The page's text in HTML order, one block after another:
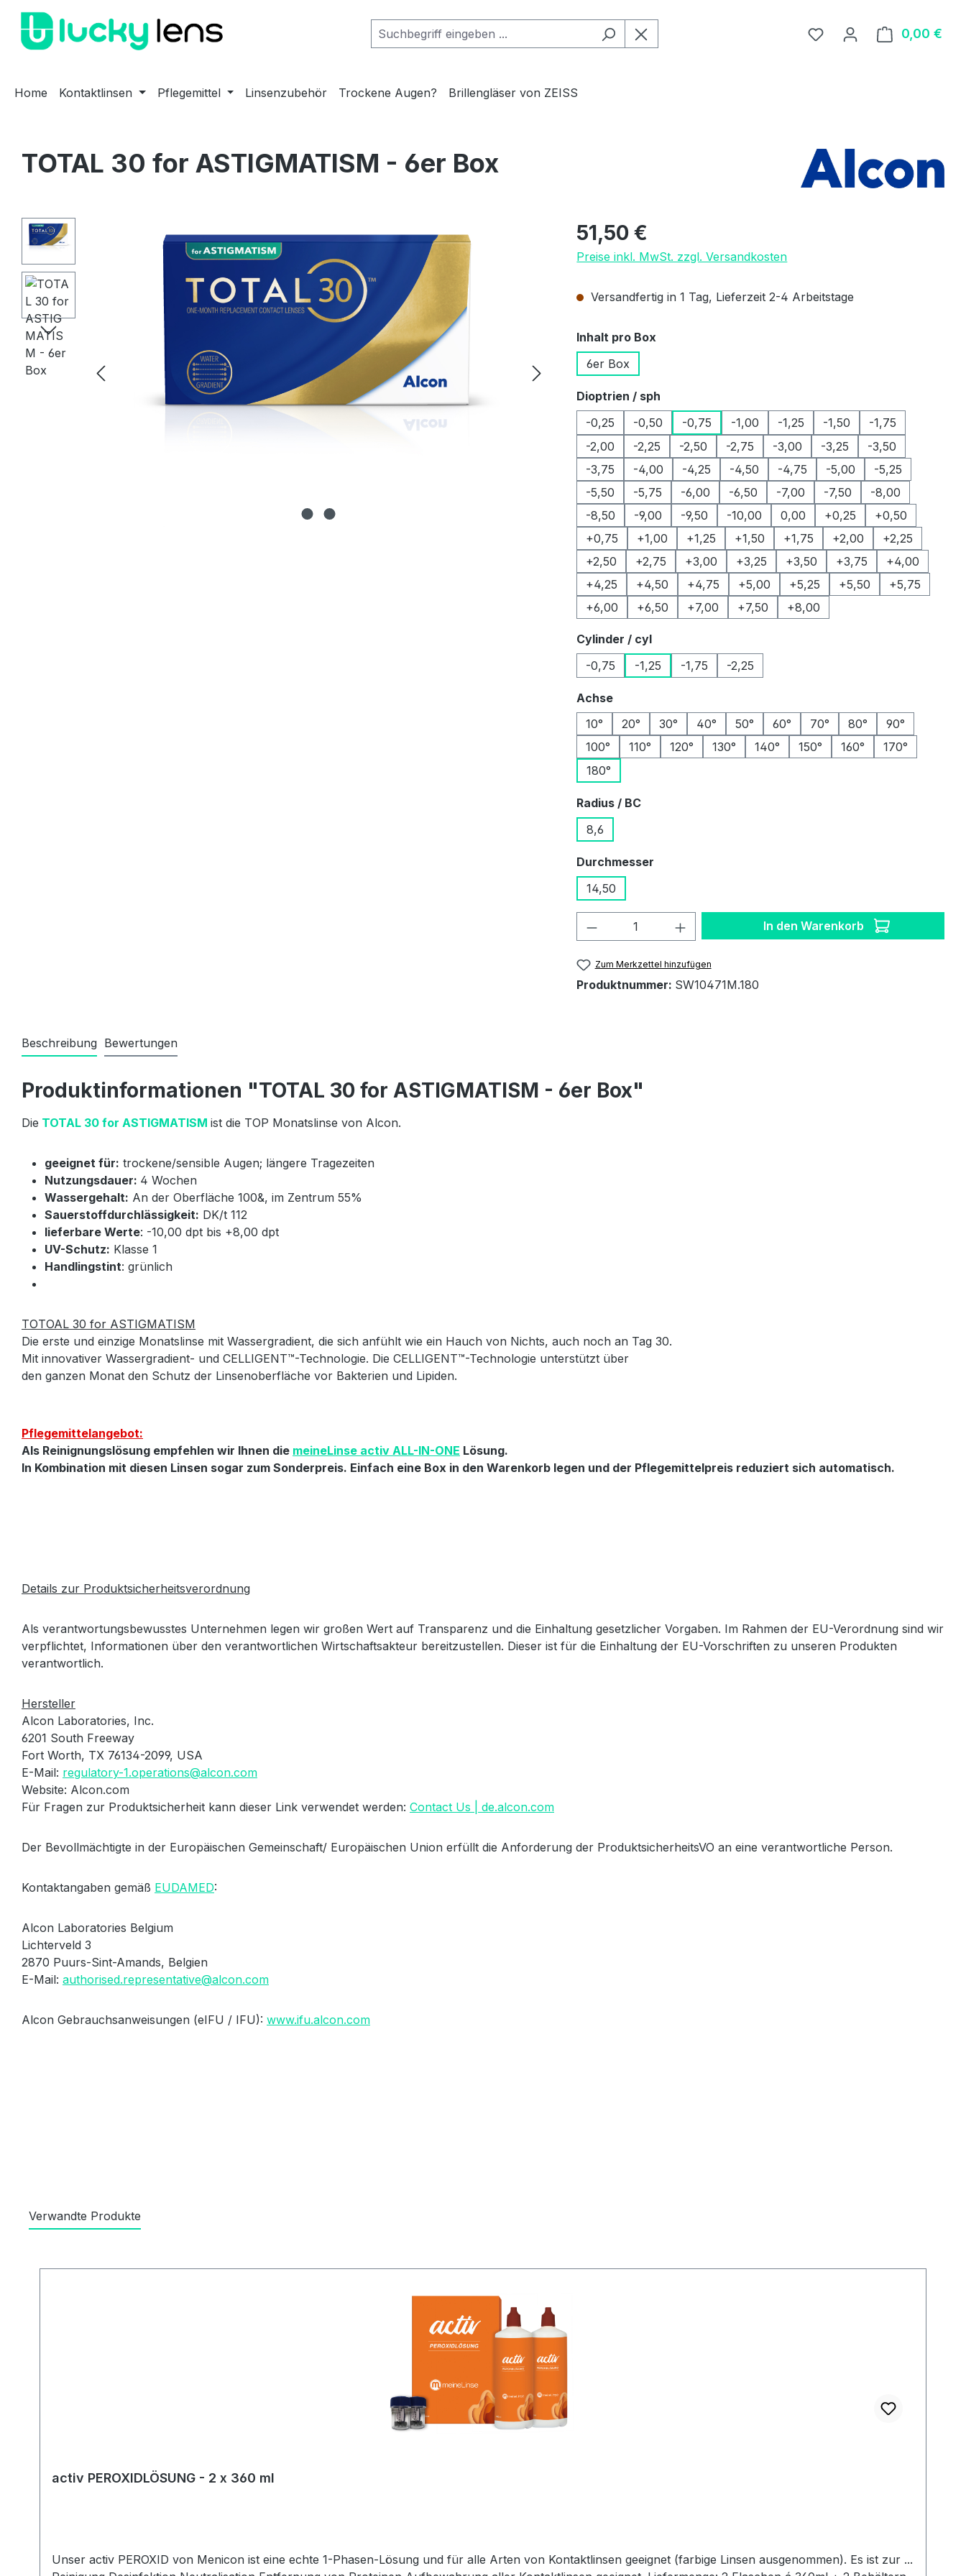
Hauptinhalt springen
Zur Suche springen
Zur Hauptnavigation springen
0,00 €
Home Kontaktlinsen Pflegemittel Linsenzubehör Trockene Augen? Brillengläser von ZEISS
TOTAL 30 for ASTIGMATISM - 6er Box
Bildergalerie überspringen Regulärer Preis:
51,50 €
Preise inkl. MwSt. zzgl. Versandkosten
Versandfertig in 1 Tag, Lieferzeit 2-4 Arbeitstage
Inhalt pro Box
6er Box
Dioptrien / sph
-0,25
-0,50 -0,75 -1,00 -1,25 -1,50
-1,75
-2,00
-2,25 -2,50 -2,75 -3,00 -3,25
-3,50
-3,75
-4,00 -4,25 -4,50 -4,75 -5,00
-5,25
-5,50
-5,75 -6,00 -6,50 -7,00 -7,50
-8,00
-8,50
-9,00 -9,50 -10,00 0,00 +0,25
+0,50
+0,75
+1,00 +1,25 +1,50 +1,75 +2,00
+2,25
+2,50
+2,75 +3,00 +3,25 +3,50 +3,75
+4,00
+4,25
+4,50 +4,75 +5,00 +5,25 +5,50
+5,75
+6,00
+6,50 +7,00 +7,50 +8,00
Cylinder / cylauswählen
-0,75
-1,25 -1,75 -2,25
Achseauswählen
10°
20° 30° 40° 50° 60° 70° 80°
90°
100°
110° 120° 130° 140° 150° 160°
170°
180°
Radius / BCauswählen
8,6
Durchmesser
14,50
Produkt Anzahl: Gib den gewünschten Wert
In den Warenkorb
Zum Merkzettel hinzufügen
Produktnummer: SW10471M.180
Beschreibung Bewertungen
Produktinformationen "TOTAL 30 for ASTIGMATISM - 6er Box"
Die TOTAL 30 for ASTIGMATISM ist die TOP Monatslinse von Alcon.
geeignet für: trockene/sensible Augen; längere Tragezeiten
Nutzungsdauer: 4 Wochen
Wassergehalt: An der Oberfläche 100&, im Zentrum 55%
Sauerstoffdurchlässigkeit: DK/t 112
lieferbare Werte: -10,00 dpt bis +8,00 dpt
UV-Schutz: Klasse 1
Handlingstint: grünlich
TOTOAL 30 for ASTIGMATISM
Die erste und einzige Monatslinse mit Wassergradient, die sich anfühlt wie ein Hauch von Nichts, auch noch an Tag 30.
Mit innovativer Wassergradient- und CELLIGENT™-Technologie. Die CELLIGENT™-Technologie unterstützt über
den ganzen Monat den Schutz der Linsenoberfläche vor Bakterien und Lipiden.
Pflegemittelangebot:
Als Reinignungslösung empfehlen wir Ihnen die meineLinse activ ALL-IN-ONE Lösung.
In Kombination mit diesen Linsen sogar zum Sonderpreis. Einfach eine Box in den Warenkorb legen und der Pflegemittelpreis reduziert sich automatisch.
Details zur Produktsicherheitsverordnung
Als verantwortungsbewusstes Unternehmen legen wir großen Wert auf Transparenz und die Einhaltung gesetzlicher Vorgaben. Im Rahmen der EU-Verordnung sind wir
verpflichtet, Informationen über den verantwortlichen Wirtschaftsakteur bereitzustellen. Dieser ist für die Einhaltung der EU-Vorschriften zu unseren Produkten
verantwortlich.
Hersteller
Alcon Laboratories, Inc.
6201 South Freeway
Fort Worth, TX 76134-2099, USA
E-Mail: regulatory-1.operations@alcon.com
Website: Alcon.com
Für Fragen zur Produktsicherheit kann dieser Link verwendet werden: Contact Us | de.alcon.com
Der Bevollmächtigte in der Europäischen Gemeinschaft/ Europäischen Union erfüllt die Anforderung der ProduktsicherheitsVO an eine verantwortliche Person.
Kontaktangaben gemäß EUDAMED:
Alcon Laboratories Belgium
Lichterveld 3
2870 Puurs-Sint-Amands, Belgien
E-Mail: authorised.representative@alcon.com
Alcon Gebrauchsanweisungen (eIFU / IFU): www.ifu.alcon.com
Verwandte Produkte
activ PEROXIDLÖSUNG - 2 x 360 ml
Unser activ PEROXID von Menicon ist eine echte 1-Phasen-Lösung und für alle Arten von Kontaktlinsen geeignet (farbige Linsen ausgenommen). Es ist zur ...